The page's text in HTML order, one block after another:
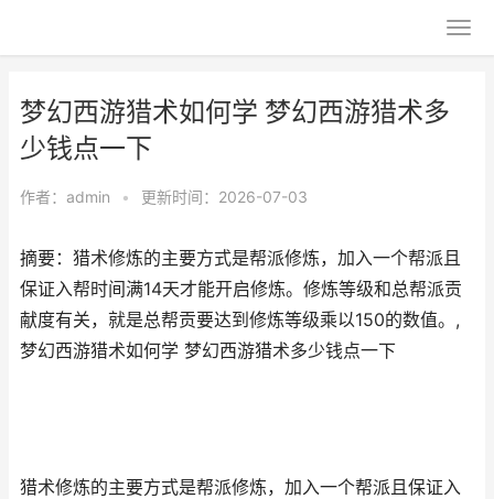
梦幻西游猎术如何学 梦幻西游猎术多
少钱点一下
作者： admin • 更新时间：2026-07-03
摘要：猎术修炼的主要方式是帮派修炼，加入一个帮派且
保证入帮时间满14天才能开启修炼。修炼等级和总帮派贡
献度有关，就是总帮贡要达到修炼等级乘以150的数值。,
梦幻西游猎术如何学 梦幻西游猎术多少钱点一下
猎术修炼的主要方式是帮派修炼，加入一个帮派且保证入